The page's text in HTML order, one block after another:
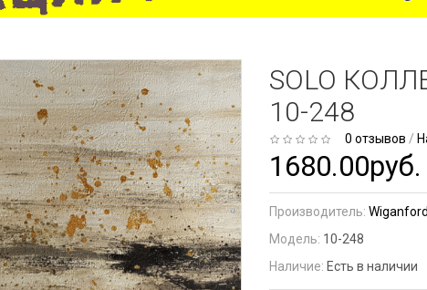
SOLO
10-248
0 отзывов /
1680.00руб.
Производитель: Wiganford
Модель: 10-248
Наличие: Есть в наличии